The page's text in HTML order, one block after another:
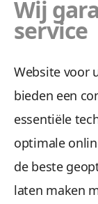
Wij
service
Website voor
bieden een
essentiële
optimale
de beste
laten maken